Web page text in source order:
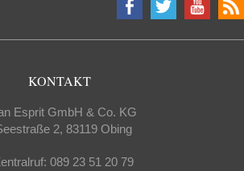
KONTAKT
Esprit GmbH & Co. KG
2, 83119 Obing
089 23 51 20 79